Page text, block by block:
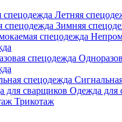
Летняя
Зимняя
Одежда для
Трикотаж